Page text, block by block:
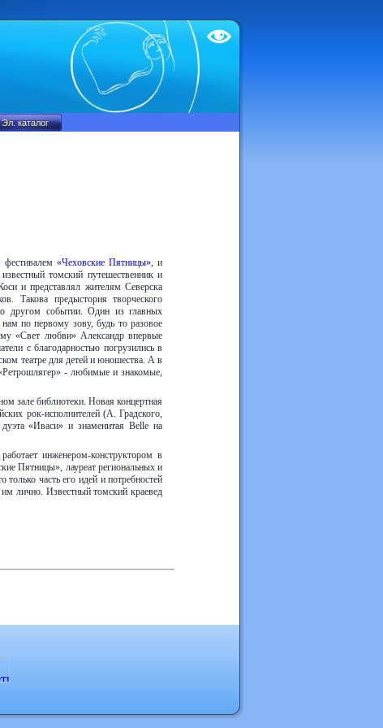
Test
«Чеховские Пятницы», и
томский путешественник и
и представлял жителям Северска
Такова предыстория творческого
о другом событии. Один из главных
по первому зову, будь то разовое
«Свет любви» Александр впервые
с благодарностью погрузились в
театре для детей и юношества. А в
- любимые и знакомые,
зале библиотеки. Новая концертная
рок-исполнителей (А. Градского,
«Иваси» и знаменитая Belle на
инженером-конструктором в
Пятницы», лауреат региональных и
часть его идей и потребностей
лично. Известный томский краевед